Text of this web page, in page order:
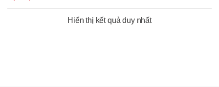
Hiển thị kết quả duy nhất